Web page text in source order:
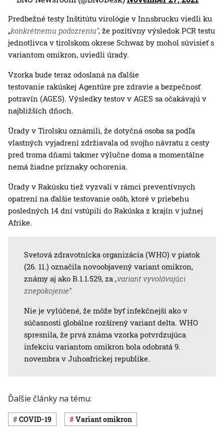
Predbežné testy Inštitútu virológie v Innsbrucku viedli ku
„konkrétnemu podozreniu“, že pozitívny výsledok PCR testu
jednotlivca v tirolskom okrese Schwaz by mohol súvisieť s
variantom omikron, uviedli úrady.
Vzorka bude teraz odoslaná na ďalšie
testovanie rakúskej Agentúre pre zdravie a bezpečnosť
potravín (AGES). Výsledky testov v AGES sa očakávajú v
najbližších dňoch.
Úrady v Tirolsku oznámili, že dotyčná osoba sa podľa
vlastných vyjadrení zdržiavala od svojho návratu z cesty
pred troma dňami takmer výlučne doma a momentálne
nemá žiadne príznaky ochorenia.
Úrady v Rakúsku tiež vyzvali v rámci preventívnych
opatrení na ďalšie testovanie osôb, ktoré v priebehu
posledných 14 dní vstúpili do Rakúska z krajín v južnej
Afrike.
Svetová zdravotnícka organizácia (WHO) v piatok
(26. 11.) označila novoobjavený variant omikron,
známy aj ako B.1.1.529, za „variant vyvolávajúci
znepokojenie“.
Nie je vylúčené, že môže byť infekčnejší ako v
súčasnosti globálne rozšírený variant delta. WHO
spresnila, že prvá známa vzorka potvrdzujúca
infekciu variantom omikron bola odobratá 9.
novembra v Juhoafrickej republike.
Ďalšie články na tému:
COVID-19 variant omikron